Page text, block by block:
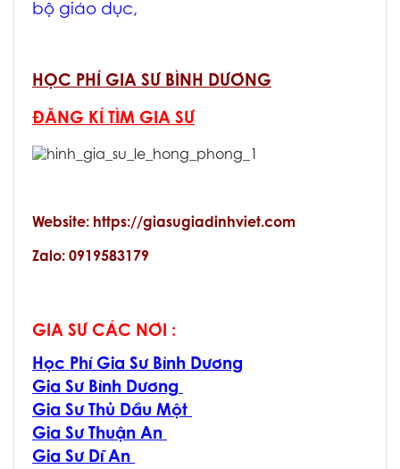
bộ giáo dục,
HỌC PHÍ GIA SƯ BÌNH DƯƠNG
ĐĂNG KÍ TÌM GIA SƯ
Website: https://giasugiadinhviet.com
Zalo: 0919583179
GIA SƯ CÁC NƠI :
Học Phí Gia Sư Bình Dương
Gia Sư Bình Dương
Gia Sư Thủ Dầu Một
Gia Sư Thuận An
Gia Sư Dĩ An